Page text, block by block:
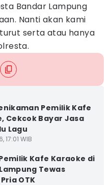
Bandar Lampung
Nanti akan kami
serta atau hanya
Pemilik Kafe
Cekcok Bayar Jasa
Lagu
17:01 WIB
Kafe Karaoke di
Tewas
OTK